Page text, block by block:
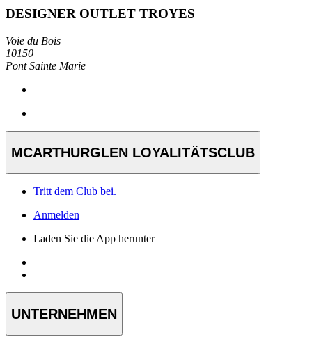
DESIGNER OUTLET TROYES
Voie du Bois
10150
Pont Sainte Marie
MCARTHURGLEN LOYALITÄTSCLUB
Tritt dem Club bei.
Anmelden
Laden Sie die App herunter
UNTERNEHMEN